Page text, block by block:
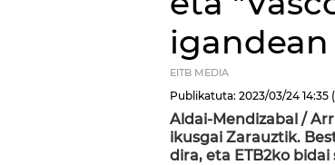
igandean
EITB MEDIA
Publikatuta: 2023/03/24 14:35
Aldai-Mendizabal /
ikusgai Zarauztik.
dira, eta ETB2ko